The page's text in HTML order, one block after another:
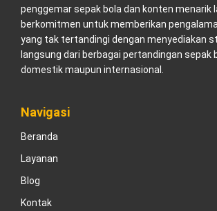
penggemar sepak bola dan konten menarik
berkomitmen untuk memberikan
yang tak tertandingi dengan menyediakan
langsung dari berbagai pertandingan sepak
domestik maupun internasional.
Navigasi
Beranda
Layanan
Blog
Kontak